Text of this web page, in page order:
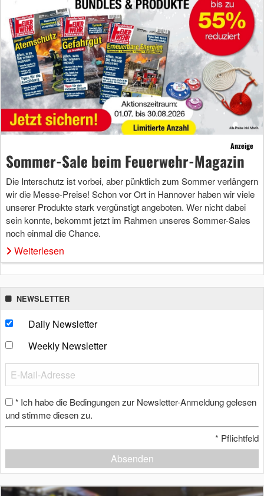
Anzeige
Sommer-Sale beim Feuerwehr-Magazin
Die Interschutz ist vorbei, aber pünktlich zum Sommer verlängern
wir die Messe-Preise! Schon vor Ort in Hannover haben wir viele
unserer Produkte stark vergünstigt angeboten. Wer nicht dabei
sein konnte, bekommt jetzt im Rahmen unseres Sommer-Sales
noch einmal die Chance.
Weiterlesen
NEWSLETTER
Daily Newsletter
Weekly Newsletter
* Ich habe die Bedingungen zur Newsletter-Anmeldung gelesen
und stimme diesen zu.
* Pflichtfeld
Absenden